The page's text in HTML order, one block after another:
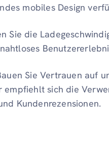
mobiles Design
Sie die
Sie Vertrauen auf
empfiehlt sich die
Kundenrezensionen.